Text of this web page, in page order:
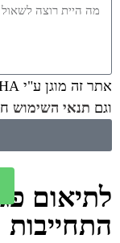
אתר זה מוגן ע"י reCAPTCHA של Google
וגם תנאי השימוש
לתיאום
התחייבות